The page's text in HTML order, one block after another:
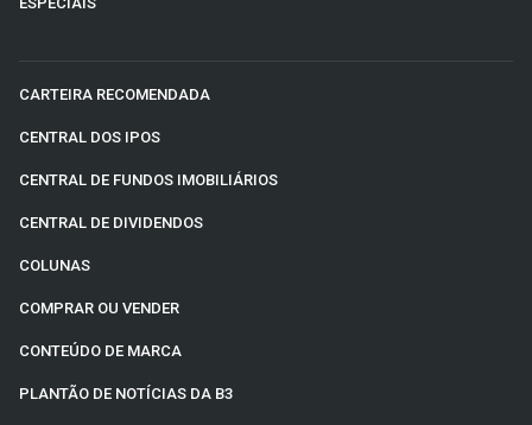
CARTEIRA RECOMENDADA
CENTRAL DOS IPOS
CENTRAL DE FUNDOS IMOBILIÁRIOS
CENTRAL DE DIVIDENDOS
COLUNAS
COMPRAR OU VENDER
CONTEÚDO DE MARCA
PLANTÃO DE NOTÍCIAS DA B3